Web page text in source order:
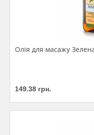
Олія для масажу
149.38 грн.